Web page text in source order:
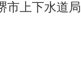
市上下水道